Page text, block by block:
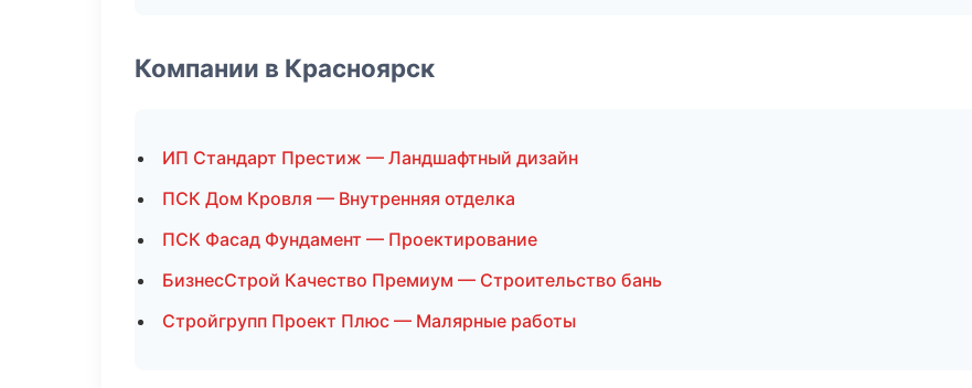
Компании в Красноярск
ИП Стандарт Престиж — Ландшафтный дизайн
ПСК Дом Кровля — Внутренняя отделка
ПСК Фасад Фундамент — Проектирование
БизнесСтрой Качество Премиум — Строительство бань
Стройгрупп Проект Плюс — Малярные работы